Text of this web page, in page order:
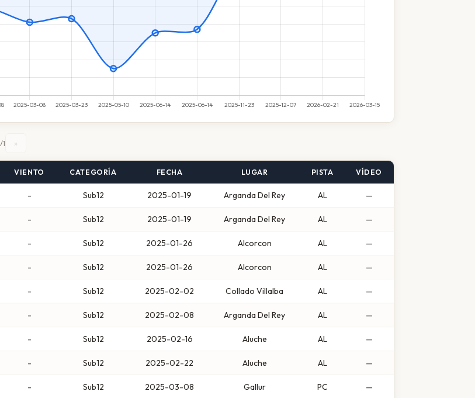
»
VIENTO CATEGORÍA FECHA LUGAR PISTA VÍDEO
- Sub12 2025-01-19 Arganda Del Rey AL —
- Sub12 2025-01-19 Arganda Del Rey AL —
- Sub12 2025-01-26 Alcorcon AL —
- Sub12 2025-01-26 Alcorcon AL —
- Sub12 2025-02-02 Collado Villalba AL —
- Sub12 2025-02-08 Arganda Del Rey AL —
- Sub12 2025-02-16 Aluche AL —
- Sub12 2025-02-22 Aluche AL —
- Sub12 2025-03-08 Gallur PC —